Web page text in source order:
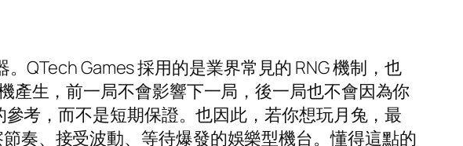
QTech Games 採用的是業界常見的 RNG 機制，也
產生，前一局不會影響下一局，後一局也不會因為你
考，而不是短期保證。也因此，若你想玩月兔，最
奏、接受波動、等待爆發的娛樂型機台。懂得這點的